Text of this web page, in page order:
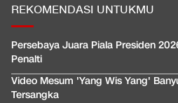
REKOMENDASI UNTUKMU
Persebaya Juara Piala Presiden
Penalti
Video Mesum 'Yang Wis Yang'
Tersangka